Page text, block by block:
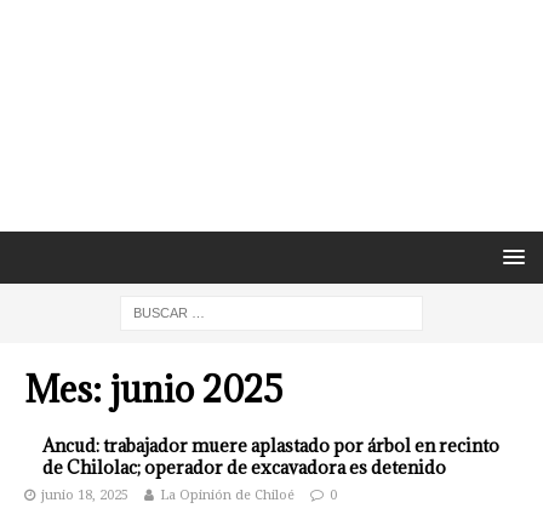
Mes:junio 2025
Ancud: trabajador muere aplastado por árbol en recinto
de Chilolac; operador de excavadora es detenido
junio 18, 2025 La Opinión de Chiloé 0